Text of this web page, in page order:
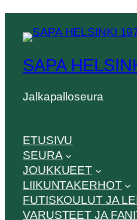
SAPA
Jalkapalloseura
ETUSIVU
SEURA
JOUKKUEET
LIIKUNTAKERHOT
FUTISKOULUT JA
VARUSTEET JA